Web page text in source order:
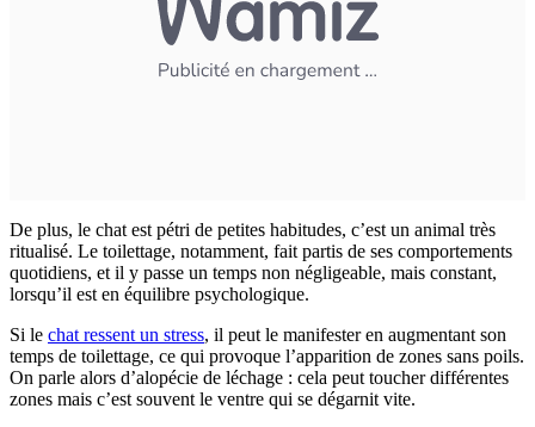
De plus, le chat est pétri de petites habitudes, c’est un animal très
ritualisé. Le toilettage, notamment, fait partis de ses comportements
quotidiens, et il y passe un temps non négligeable, mais constant,
lorsqu’il est en équilibre psychologique.
Si le chat ressent un stress, il peut le manifester en augmentant son
temps de toilettage, ce qui provoque l’apparition de zones sans poils.
On parle alors d’alopécie de léchage : cela peut toucher différentes
zones mais c’est souvent le ventre qui se dégarnit vite.